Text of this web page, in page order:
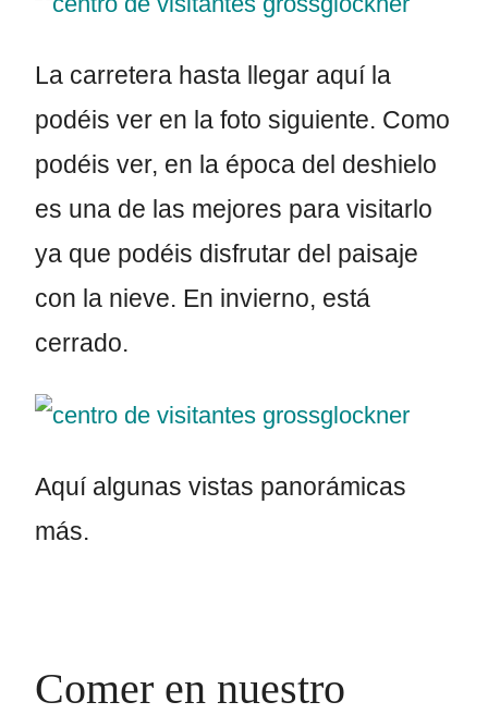
La carretera hasta llegar aquí la
podéis ver en la foto siguiente. Como
podéis ver, en la época del deshielo
es una de las mejores para visitarlo
ya que podéis disfrutar del paisaje
con la nieve. En invierno, está
cerrado.
Aquí algunas vistas panorámicas
más.
Comer en nuestro